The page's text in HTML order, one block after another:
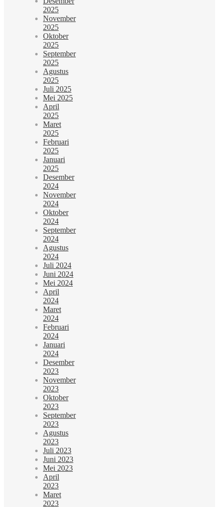
2025
November
2025
Oktober
2025
September
2025
Agustus
2025
Juli 2025
Mei 2025
April
2025
Maret
2025
Februari
2025
Januari
2025
Desember
2024
November
2024
Oktober
2024
September
2024
Agustus
2024
Juli 2024
Juni 2024
Mei 2024
April
2024
Maret
2024
Februari
2024
Januari
2024
Desember
2023
November
2023
Oktober
2023
September
2023
Agustus
2023
Juli 2023
Juni 2023
Mei 2023
April
2023
Maret
2023